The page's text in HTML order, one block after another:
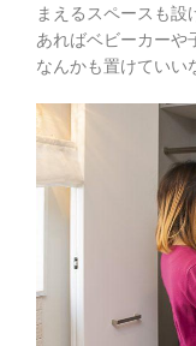
まえるスペースも設
あればベビーカーや
なんかも置けていい